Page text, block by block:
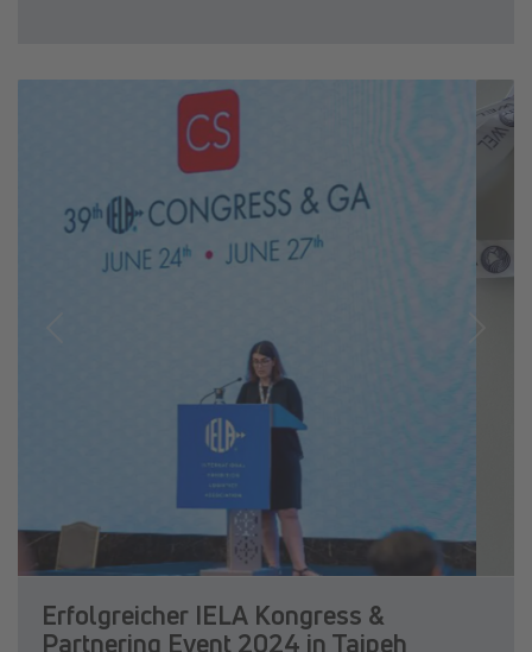
Erfolgreicher IELA Kongress &
Partnering Event 2024 in Taipeh